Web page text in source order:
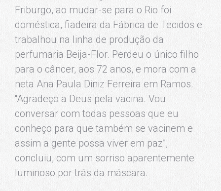
Friburgo, ao mudar-se para o Rio foi
doméstica, fiadeira da Fábrica de Tecidos e
trabalhou na linha de produção da
perfumaria Beija-Flor. Perdeu o único filho
para o câncer, aos 72 anos, e mora com a
neta Ana Paula Diniz Ferreira em Ramos.
“Agradeço a Deus pela vacina. Vou
conversar com todas pessoas que eu
conheço para que também se vacinem e
assim a gente possa viver em paz”,
concluiu, com um sorriso aparentemente
luminoso por trás da máscara.